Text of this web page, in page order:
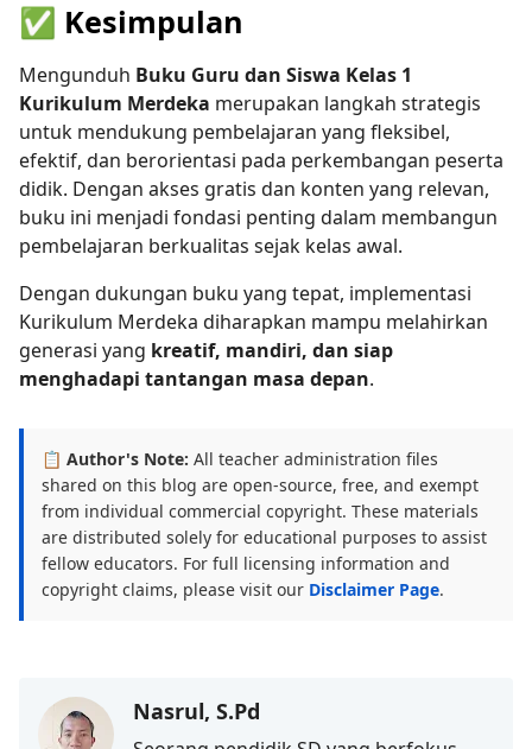
✅ Kesimpulan
Mengunduh Buku Guru dan Siswa Kelas 1
Kurikulum Merdeka merupakan langkah strategis
untuk mendukung pembelajaran yang fleksibel,
efektif, dan berorientasi pada perkembangan peserta
didik. Dengan akses gratis dan konten yang relevan,
buku ini menjadi fondasi penting dalam membangun
pembelajaran berkualitas sejak kelas awal.
Dengan dukungan buku yang tepat, implementasi
Kurikulum Merdeka diharapkan mampu melahirkan
generasi yang kreatif, mandiri, dan siap
menghadapi tantangan masa depan.
📋 Author's Note: All teacher administration files
shared on this blog are open-source, free, and exempt
from individual commercial copyright. These materials
are distributed solely for educational purposes to assist
fellow educators. For full licensing information and
copyright claims, please visit our Disclaimer Page.
Nasrul, S.Pd